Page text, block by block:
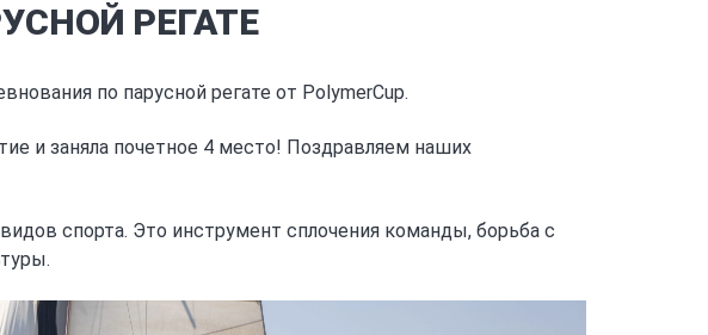
РЕГАТЕ
по парусной регате от PolymerCup.
и заняла почетное 4 место! Поздравляем наших
спорта. Это инструмент сплочения команды, борьба с